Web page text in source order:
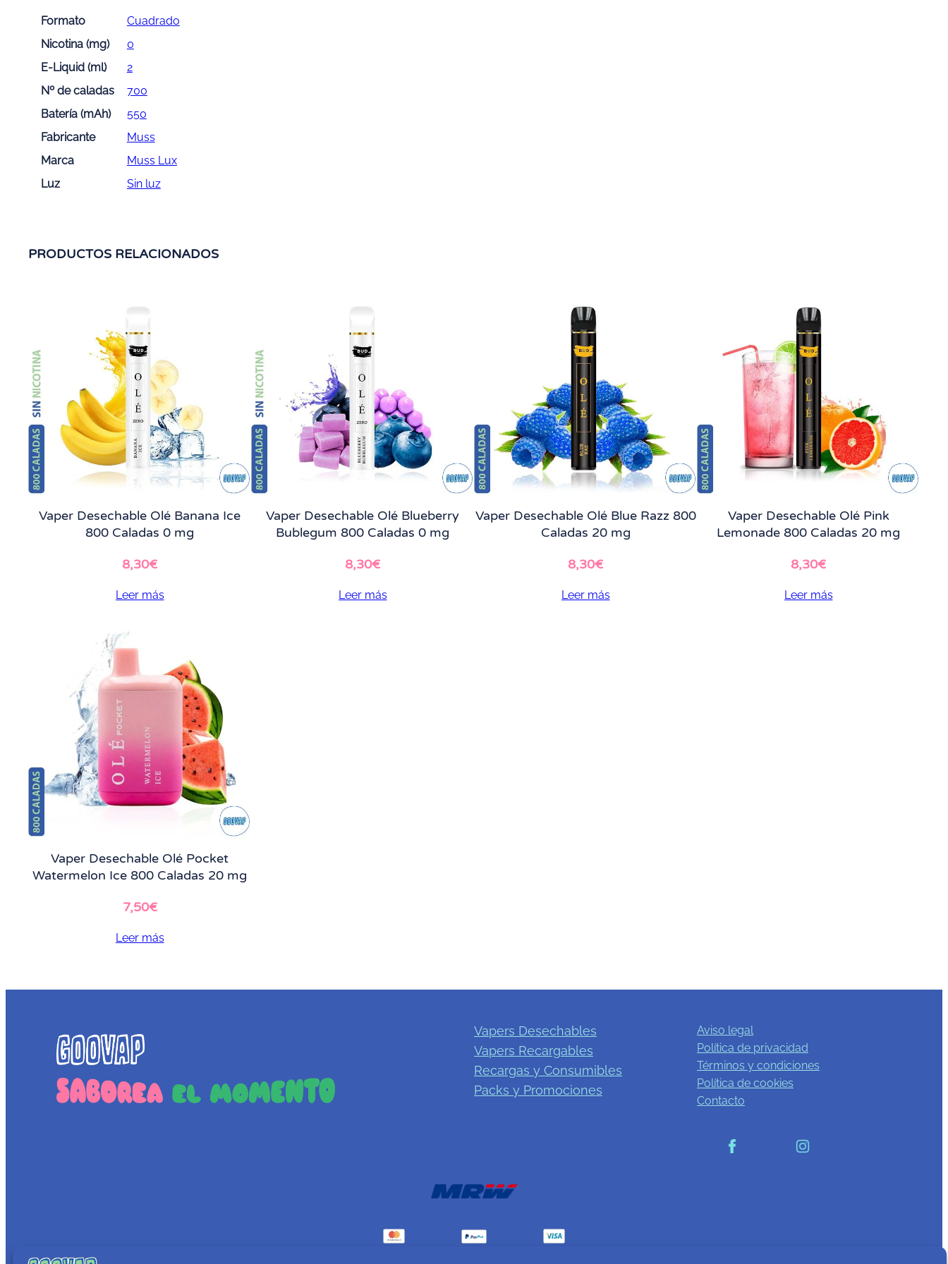
Formato
Cuadrado
Nicotina (mg)
0
E-Liquid (ml)
2
Nº de caladas
700
Batería (mAh)
550
Fabricante
Muss
Marca
Muss Lux
Luz
Sin luz
PRODUCTOS RELACIONADOS
Vaper Desechable Olé Banana Ice
800 Caladas 0 mg
8,30€
Leer más
Vaper Desechable Olé Blueberry
Bublegum 800 Caladas 0 mg
8,30€
Leer más
Vaper Desechable Olé Blue Razz 800
Caladas 20 mg
8,30€
Leer más
Vaper Desechable Olé Pink
Lemonade 800 Caladas 20 mg
8,30€
Leer más
Vaper Desechable Olé Pocket
Watermelon Ice 800 Caladas 20 mg
7,50€
Leer más
Vapers Desechables
Vapers Recargables
Recargas y Consumibles
Packs y Promociones
Aviso legal
Política de privacidad
Términos y condiciones
Política de cookies
Contacto